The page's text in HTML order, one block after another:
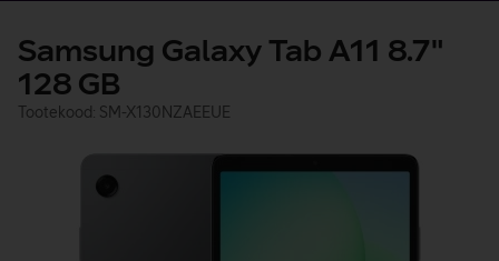
Samsung Galaxy Tab A11 8.7"
128 GB
Tootekood: SM-X130NZAEEUE